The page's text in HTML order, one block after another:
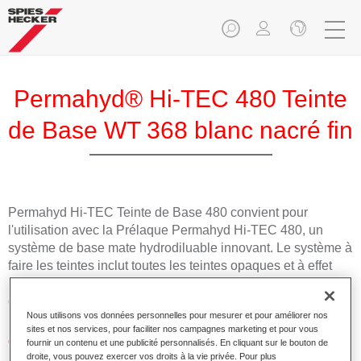
Permahyd® Hi-TEC 480 Teinte
de Base WT 368 blanc nacré fin
Permahyd Hi-TEC Teinte de Base 480 convient pour
l'utilisation avec la Prélaque Permahyd Hi-TEC 480, un
système de base mate hydrodiluable innovant. Le système à
faire les teintes inclut toutes les teintes opaques et à effet
nécessaires pour la réparation carrosserie de haute qualité
des voitures de tourisme.
Caractéristiques du produit
Nous utilisons vos données personnelles pour mesurer et pour améliorer nos
sites et nos services, pour faciliter nos campagnes marketing et pour vous
fournir un contenu et une publicité personnalisés. En cliquant sur le bouton de
droite, vous pouvez exercer vos droits à la vie privée. Pour plus